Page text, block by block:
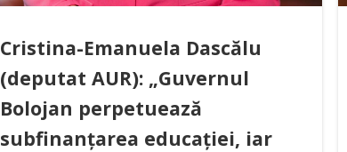
Cristina-Emanuela Dascălu
(deputat AUR): „Guvernul
Bolojan perpetuează
subfinanțarea educației, iar